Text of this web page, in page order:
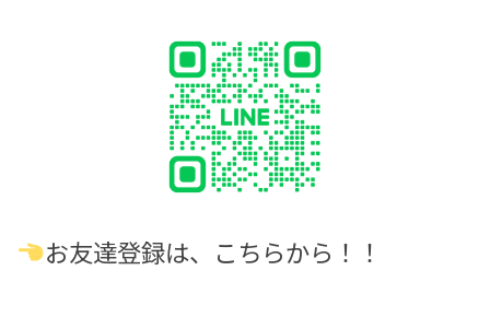
お友達登録は、こちらから！！